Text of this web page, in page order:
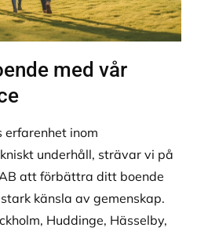
med vår
erfarenhet inom
underhåll, strävar vi på
att förbättra ditt boende
känsla av gemenskap.
Huddinge, Hässelby,